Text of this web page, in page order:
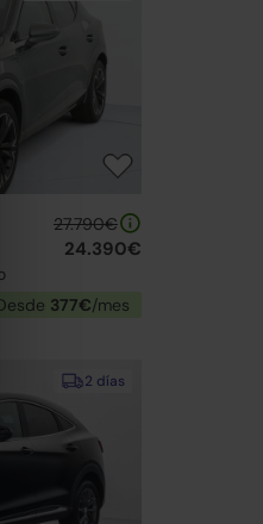
27.790€
24.390€
Desde 377€/mes
2 días